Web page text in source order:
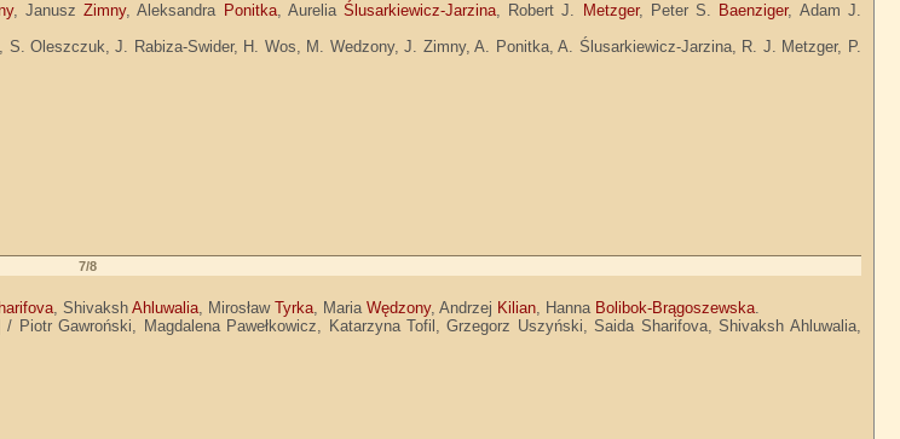
, JanuszZimny, Aleksandra Ponitka, Aurelia Ślusarkiewicz-Jarzina, Robert J. Metzger, Peter S. Baenziger, Adam J.
Oleszczuk, J. Rabiza-Swider, H. Wos, M. Wedzony, J. Zimny, A. Ponitka, A. Ślusarkiewicz-Jarzina, R. J. Metzger, P.
7/8
, ShivakshAhluwalia, MirosławTyrka, MariaWędzony, Andrzej Kilian, Hanna Bolibok-Brągoszewska.
Gawroński, Magdalena Pawełkowicz, Katarzyna Tofil, Grzegorz Uszyński, Saida Sharifova, Shivaksh Ahluwalia,